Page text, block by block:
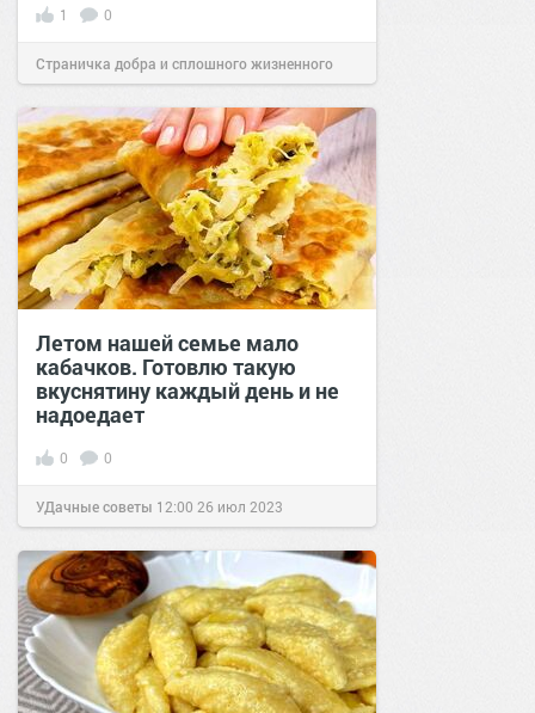
1 0
Страничка добра и сплошного жизненного
позитива! 12:39 16 мар 2026
Летом нашей семье мало
кабачков. Готовлю такую
вкуснятину каждый день и не
надоедает
0 0
УДачные советы 12:00 26 июл 2023